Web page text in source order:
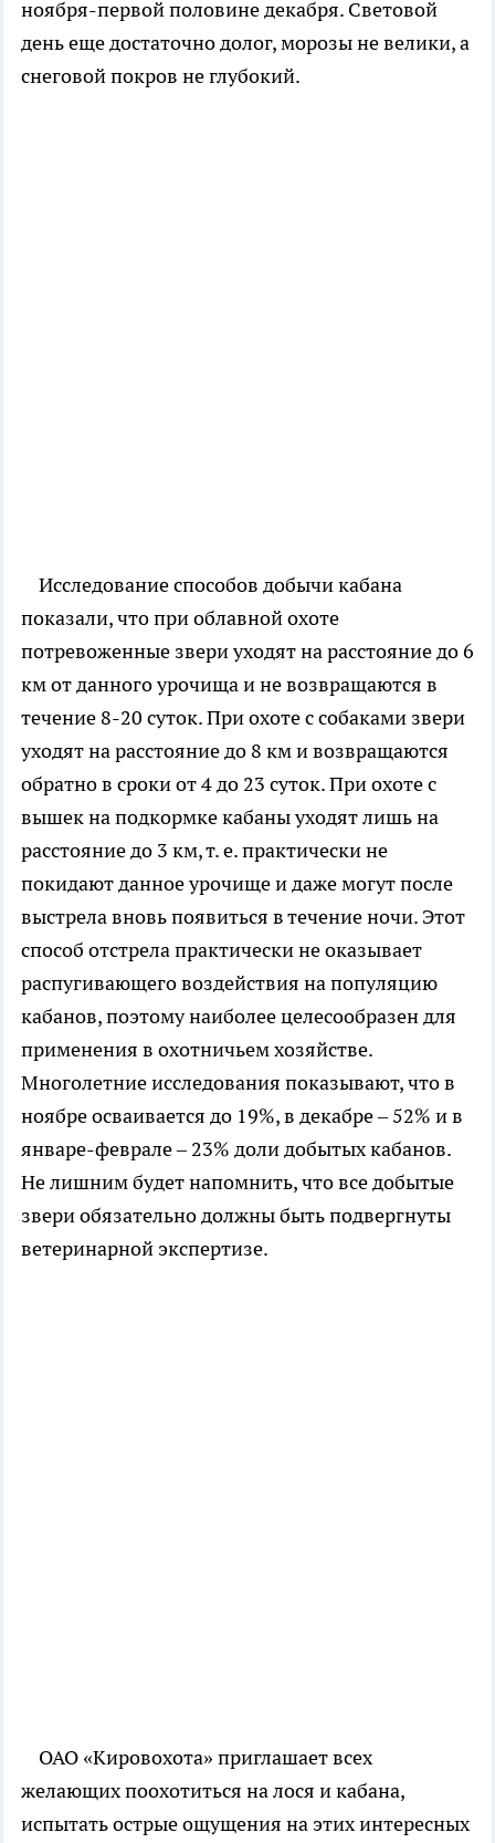
ноября-первой половине декабря. Световой
день еще достаточно долог, морозы не велики, а
снеговой покров не глубокий.
Исследование способов добычи кабана
показали, что при облавной охоте
потревоженные звери уходят на расстояние до 6
км от данного урочища и не возвращаются в
течение 8-20 суток. При охоте с собаками звери
уходят на расстояние до 8 км и возвращаются
обратно в сроки от 4 до 23 суток. При охоте с
вышек на подкормке кабаны уходят лишь на
расстояние до 3 км, т. е. практически не
покидают данное урочище и даже могут после
выстрела вновь появиться в течение ночи. Этот
способ отстрела практически не оказывает
распугивающего воздействия на популяцию
кабанов, поэтому наиболее целесообразен для
применения в охотничьем хозяйстве.
Многолетние исследования показывают, что в
ноябре осваивается до 19%, в декабре – 52% и в
январе-феврале – 23% доли добытых кабанов.
Не лишним будет напомнить, что все добытые
звери обязательно должны быть подвергнуты
ветеринарной экспертизе.
ОАО «Кировохота» приглашает всех
желающих поохотиться на лося и кабана,
испытать острые ощущения на этих интересных